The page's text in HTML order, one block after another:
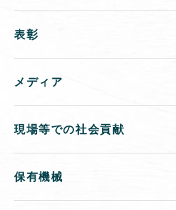
表彰
メディア
現場等での社会貢献
保有機械